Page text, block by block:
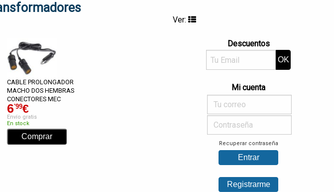
Ver:
CABLE PROLONGADOR
MACHO DOS HEMBRAS
CONECTORES MEC
6'99€
Envío gratis
En stock
Descuentos
Mi cuenta
Recuperar contraseña